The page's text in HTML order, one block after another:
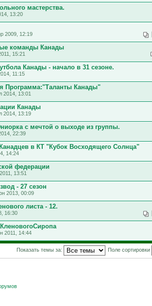
мастерства.
13:20
2009, 12:19
команды Канады
15:21
Канады - начало в 31 сезоне.
11:15
Программа:"Таланты Канады"
2014, 13:01
Канады
2014, 13:19
с мечтой о выходе из группы.
22:39
в КТ "Кубок Восходящего Солнца"
14:24
федерации
13:51
- 27 сезон
2013, 00:09
листа - 12.
16:30
2011, 14:44
Показать темы за: Поле сортировки